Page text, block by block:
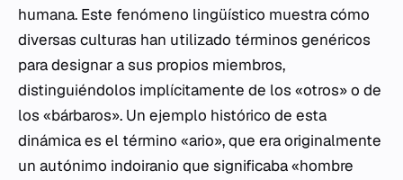
humana. Este fenómeno lingüístico muestra cómo
diversas culturas han utilizado términos genéricos
para designar a sus propios miembros,
distinguiéndolos implícitamente de los «otros» o de
los «bárbaros». Un ejemplo histórico de esta
dinámica es el término «ario», que era originalmente
un autónimo indoiranio que significaba «hombre